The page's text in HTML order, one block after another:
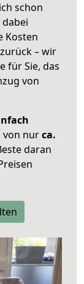
schon
Kosten
– wir
für Sie, das
von
von nurca.
daran